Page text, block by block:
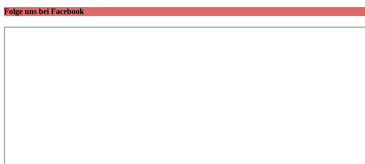
Folge uns bei Facebook